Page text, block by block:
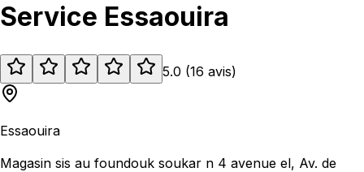
Service Essaouira
5.0 (16 avis)
Essaouira
Magasin sis au foundouk soukar n 4 avenue el, Av. de